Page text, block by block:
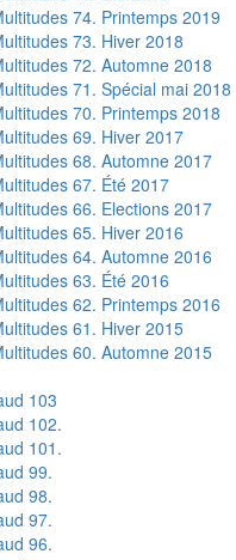
74. Printemps 2019
73. Hiver 2018
72. Automne 2018
71. Spécial mai 2018
70. Printemps 2018
69. Hiver 2017
68. Automne 2017
67. Été 2017
66. Elections 2017
65. Hiver 2016
64. Automne 2016
63. Été 2016
62. Printemps 2016
61. Hiver 2015
60. Automne 2015
103
102.
101.
99.
98.
97.
96.